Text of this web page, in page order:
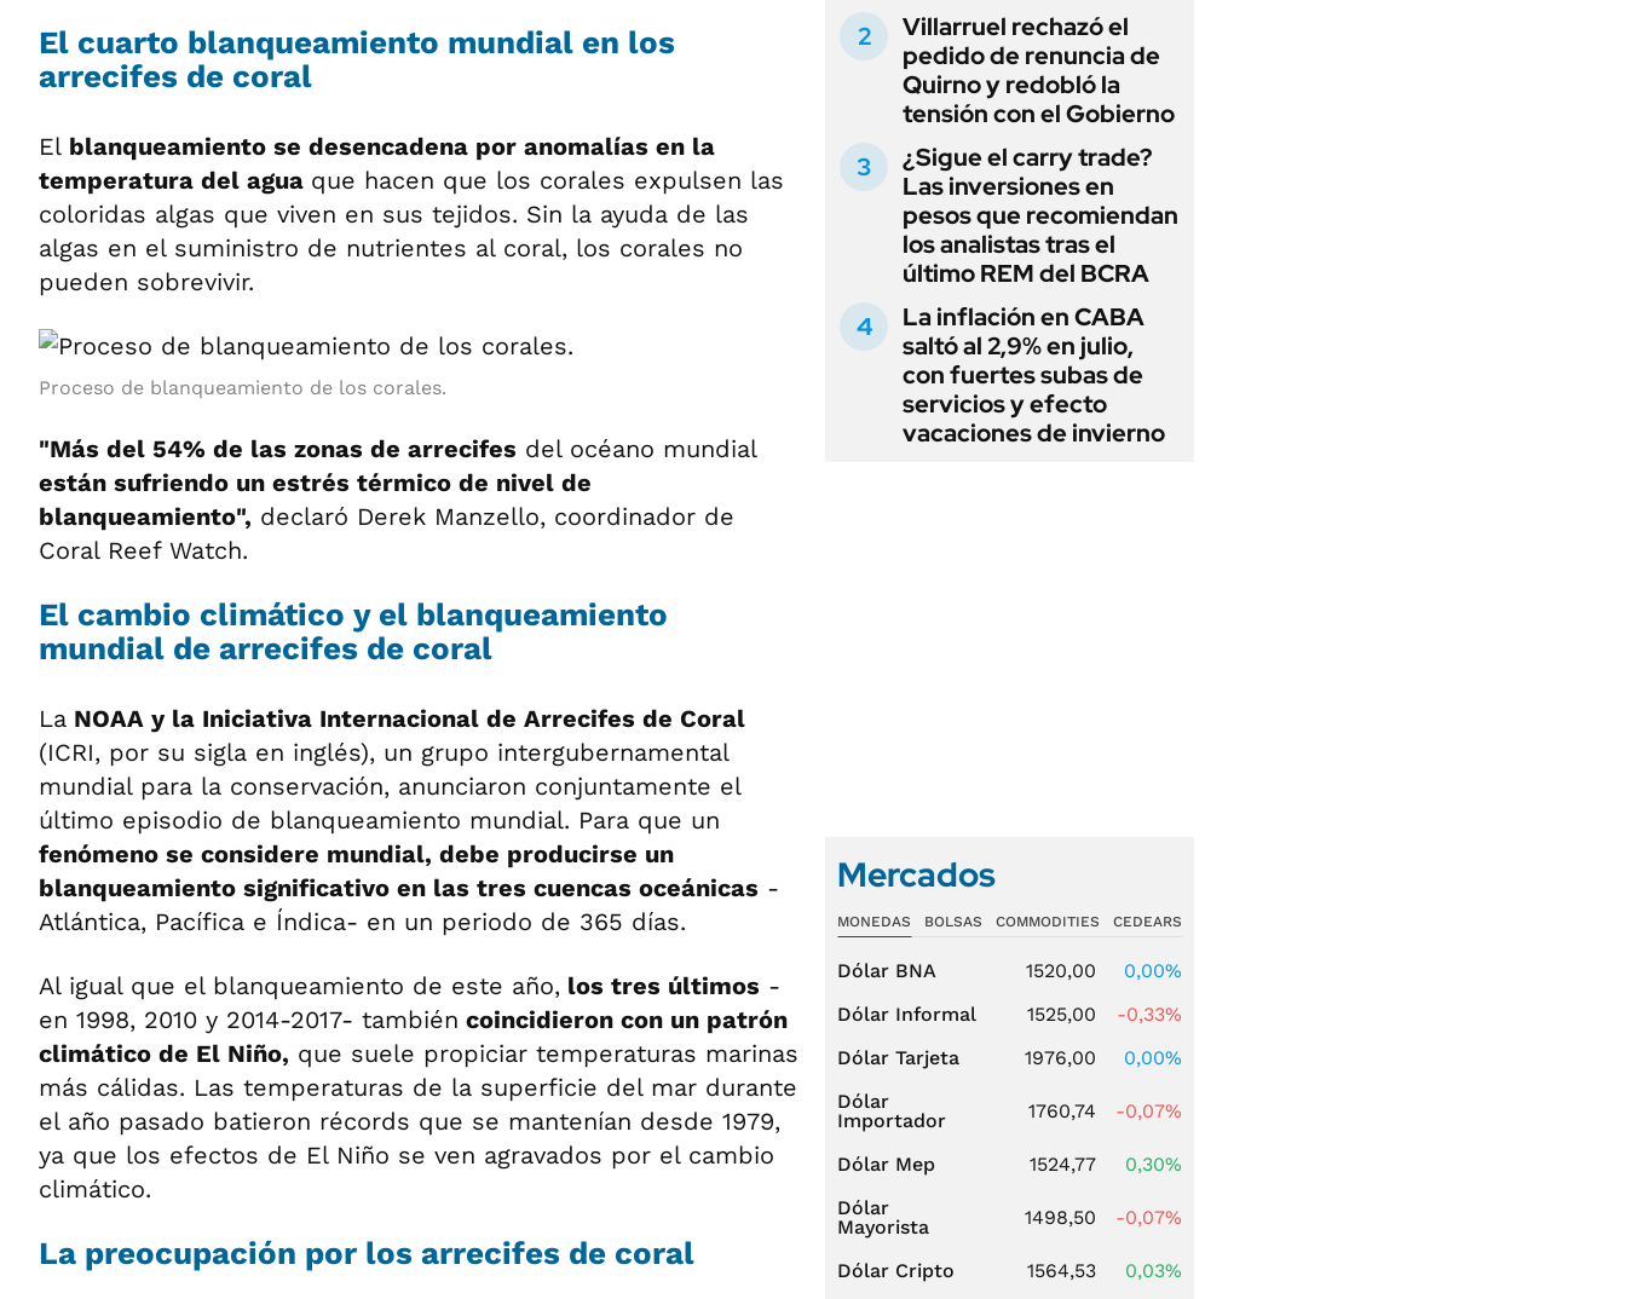
El cuarto blanqueamiento mundial en los
arrecifes de coral
El blanqueamiento se desencadena por anomalías en la
temperatura del agua que hacen que los corales expulsen las
coloridas algas que viven en sus tejidos. Sin la ayuda de las
algas en el suministro de nutrientes al coral, los corales no
pueden sobrevivir.
Proceso de blanqueamiento de los corales.
"Más del 54% de las zonas de arrecifes del océano mundial
están sufriendo un estrés térmico de nivel de
blanqueamiento", declaró Derek Manzello, coordinador de
Coral Reef Watch.
El cambio climático y el blanqueamiento
mundial de arrecifes de coral
La NOAA y la Iniciativa Internacional de Arrecifes de Coral
(ICRI, por su sigla en inglés), un grupo intergubernamental
mundial para la conservación, anunciaron conjuntamente el
último episodio de blanqueamiento mundial. Para que un
fenómeno se considere mundial, debe producirse un
blanqueamiento significativo en las tres cuencas oceánicas -
Atlántica, Pacífica e Índica- en un periodo de 365 días.
Al igual que el blanqueamiento de este año, los tres últimos -
en 1998, 2010 y 2014-2017- también coincidieron con un patrón
climático de El Niño, que suele propiciar temperaturas marinas
más cálidas. Las temperaturas de la superficie del mar durante
el año pasado batieron récords que se mantenían desde 1979,
ya que los efectos de El Niño se ven agravados por el cambio
climático.
La preocupación por los arrecifes de coral
Villarruel rechazó el
pedido de renuncia de
Quirno y redobló la
tensión con el Gobierno
¿Sigue el carry trade?
Las inversiones en
pesos que recomiendan
los analistas tras el
último REM del BCRA
La inflación en CABA
saltó al 2,9% en julio,
con fuertes subas de
servicios y efecto
vacaciones de invierno
Mercados
MONEDAS BOLSAS COMMODITIES CEDEARS
Dólar BNA 1520,00
0,00%
Dólar Informal
1525,00
-0,33%
Dólar Tarjeta
1976,00
0,00%
Dólar
Importador
1760,74 -0,07%
Dólar Mep 1524,77
0,30%
Dólar
Mayorista
1498,50 -0,07%
Dólar Cripto 1564,53
0,03%